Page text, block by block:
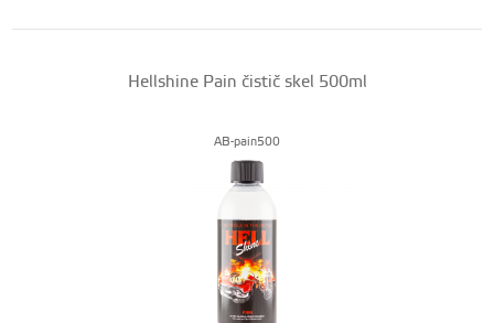
Hellshine Pain čistič skel 500ml
AB-pain500